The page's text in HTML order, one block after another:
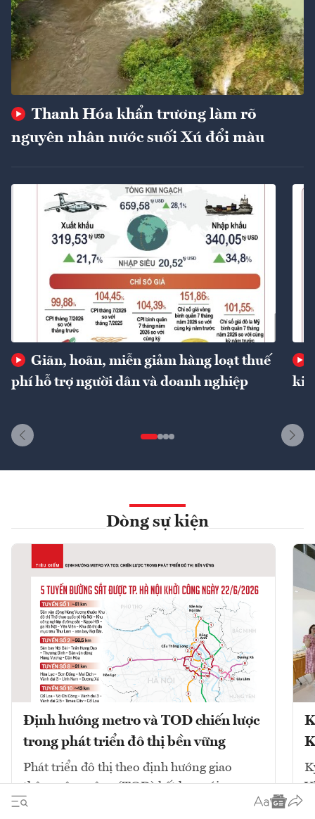
Thanh Hóa khẩn trương làm rõ
nguyên nhân nước suối Xú đổi màu
Giãn, hoãn, miễn giảm hàng loạt thuế
phí hỗ trợ người dân và doanh nghiệp
Dòng sự kiện
Định hướng metro và TOD chiến lược
trong phát triển đô thị bền vững
Phát triển đô thị theo định hướng giao
thông công cộng (TOD) kết hợp với mạng
lưới đường sắt đô thị (metro) là chiến lược